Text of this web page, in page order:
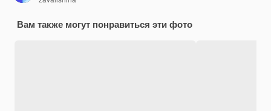
Вам также могут понравиться эти фото